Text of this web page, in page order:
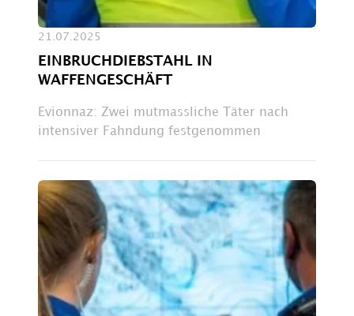
21.07.2025
EINBRUCHDIEBSTAHL IN
WAFFENGESCHÄFT
Evionnaz: Zwei mutmassliche Täter nach
intensiver Fahndung festgenommen